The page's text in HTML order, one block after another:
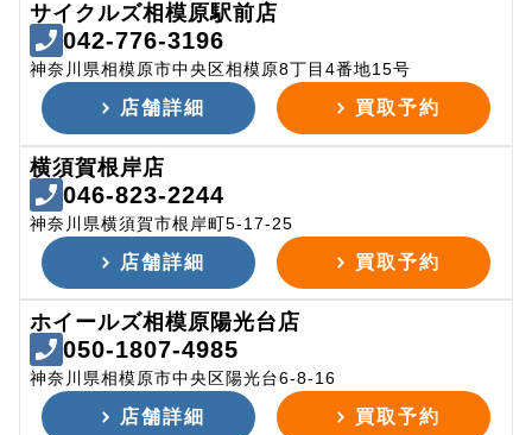
サイクルズ相模原駅前店
042-776-3196
神奈川県相模原市中央区相模原8丁目4番地15号
店舗詳細 買取予約
横須賀根岸店
046-823-2244
神奈川県横須賀市根岸町5-17-25
店舗詳細 買取予約
ホイールズ相模原陽光台店
050-1807-4985
神奈川県相模原市中央区陽光台6-8-16
店舗詳細 買取予約